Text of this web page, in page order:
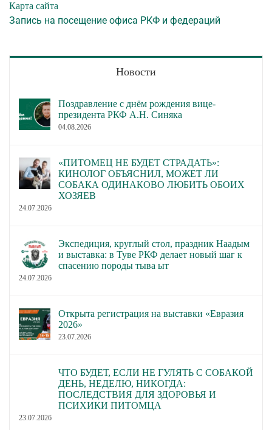
Карта сайта
Запись на посещение офиса РКФ и федераций
Новости
Поздравление с днём рождения вице-
президента РКФ А.Н. Синяка
04.08.2026
«ПИТОМЕЦ НЕ БУДЕТ СТРАДАТЬ»:
КИНОЛОГ ОБЪЯСНИЛ, МОЖЕТ ЛИ
СОБАКА ОДИНАКОВО ЛЮБИТЬ ОБОИХ
ХОЗЯЕВ
24.07.2026
Экспедиция, круглый стол, праздник Наадым
и выставка: в Туве РКФ делает новый шаг к
спасению породы тыва ыт
24.07.2026
Открыта регистрация на выставки «Евразия
2026»
23.07.2026
ЧТО БУДЕТ, ЕСЛИ НЕ ГУЛЯТЬ С СОБАКОЙ
ДЕНЬ, НЕДЕЛЮ, НИКОГДА:
ПОСЛЕДСТВИЯ ДЛЯ ЗДОРОВЬЯ И
ПСИХИКИ ПИТОМЦА
23.07.2026